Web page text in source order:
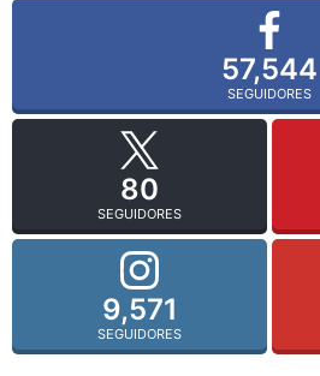
57,544
SEGUIDORES
80
SEGUIDORES
9,571
SEGUIDORES